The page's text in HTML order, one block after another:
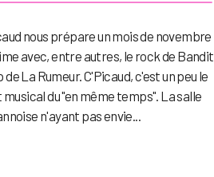
nous prépare un mois de novembre
avec, entre autres, le rock de Bandit
La Rumeur. C'Picaud, c'est un peu le
du "en même temps". La salle
n'ayant pas envie...